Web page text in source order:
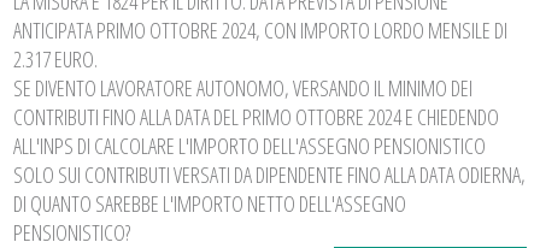
ANTICIPATA PRIMO OTTOBRE 2024, CON IMPORTO LORDO MENSILE DI
2.317 EURO.
SE DIVENTO LAVORATORE AUTONOMO, VERSANDO IL MINIMO DEI
CONTRIBUTI FINO ALLA DATA DEL PRIMO OTTOBRE 2024 E CHIEDENDO
ALL'INPS DI CALCOLARE L'IMPORTO DELL'ASSEGNO PENSIONISTICO
SOLO SUI CONTRIBUTI VERSATI DA DIPENDENTE FINO ALLA DATA ODIERNA,
DI QUANTO SAREBBE L'IMPORTO NETTO DELL'ASSEGNO
PENSIONISTICO?